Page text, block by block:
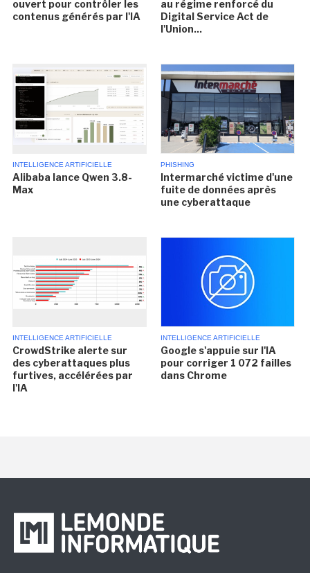
ouvert pour contrôler les
contenus générés par l'IA
au régime renforcé du
Digital Service Act de
l'Union...
INTELLIGENCE ARTIFICIELLE
Alibaba lance Qwen 3.8-
Max
PHISHING
Intermarché victime d'une
fuite de données après
une cyberattaque
INTELLIGENCE ARTIFICIELLE
CrowdStrike alerte sur
des cyberattaques plus
furtives, accélérées par
l'IA
INTELLIGENCE ARTIFICIELLE
Google s'appuie sur l'IA
pour corriger 1 072 failles
dans Chrome